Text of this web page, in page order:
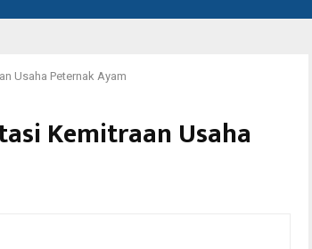
Usaha Peternak Ayam
Kemitraan Usaha